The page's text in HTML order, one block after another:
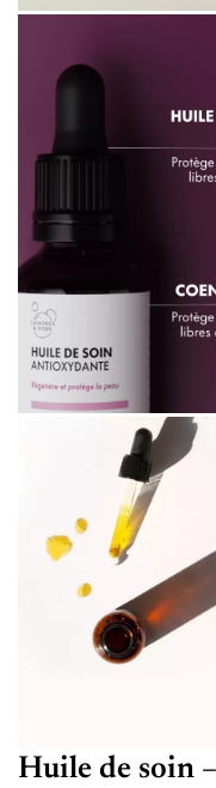
Huile de soin